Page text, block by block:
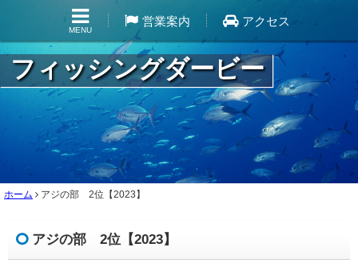
MENU
営業案内 アクセス
フィッシングダービー
ホーム アジの部 2位【2023】
アジの部 2位【2023】